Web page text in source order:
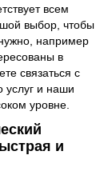
всем
выбор, чтобы
например
в
связаться с
услуг и наши
уровне.
и